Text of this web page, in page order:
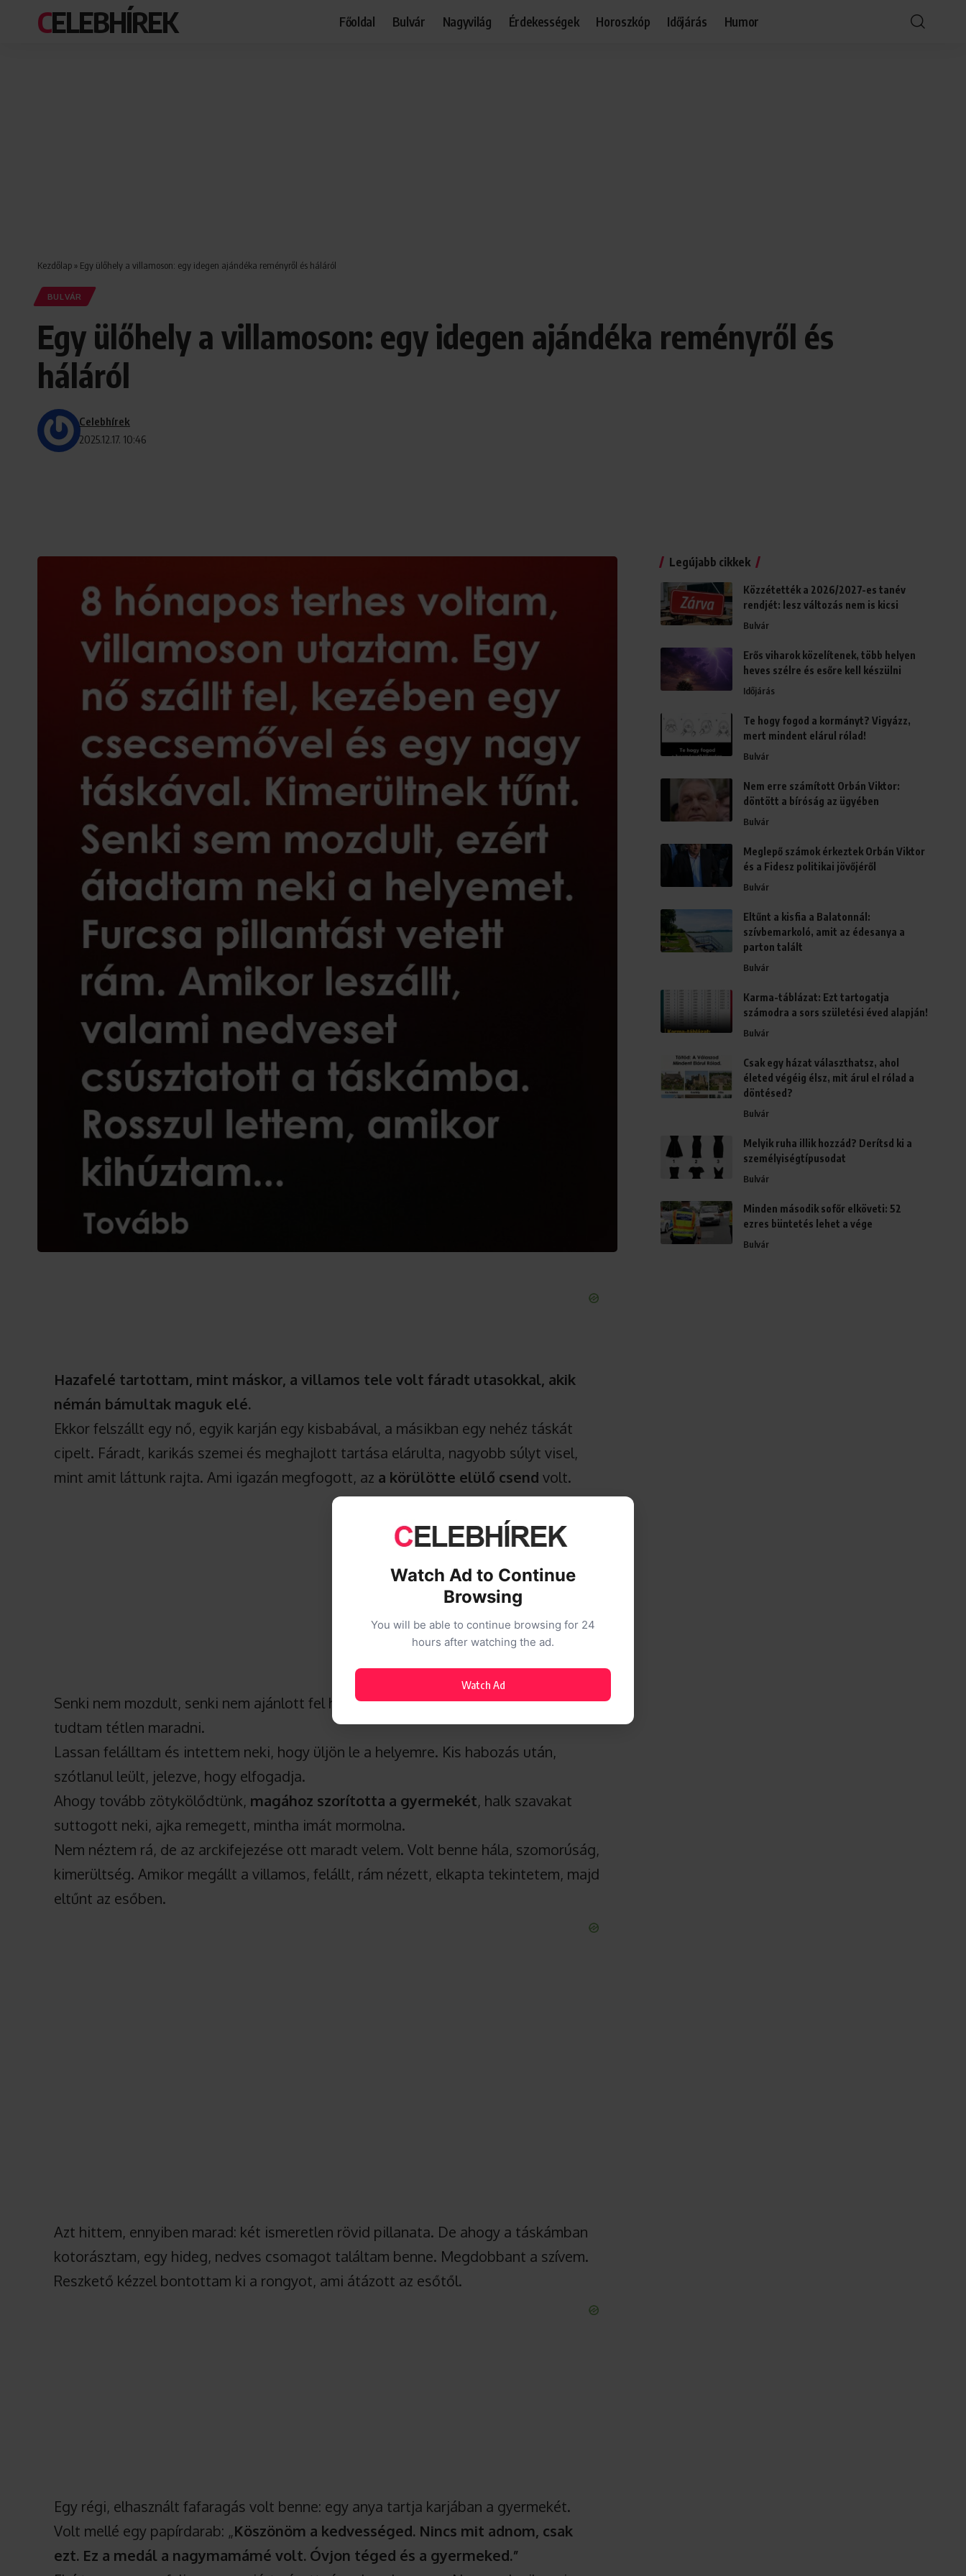
CELEBHÍREK Főoldal Bulvár Nagyvilág Érdekességek Horoszkóp Időjárás Humor
Kezdőlap » Egy ülőhely a villamoson: egy idegen ajándéka reményről és háláról
BULVÁR
Egy ülőhely a villamoson: egy idegen ajándéka reményről és
háláról
2025.12.17. 10:46
Celebhírek
Hazafelé tartottam, mint máskor, a villamos tele volt fáradt utasokkal, akik
némán bámultak maguk elé.
Ekkor felszállt egy nő, egyik karján egy kisbabával, a másikban egy nehéz táskát
cipelt. Fáradt, karikás szemei és meghajlott tartása elárulta, nagyobb súlyt visel,
mint amit láttunk rajta. Ami igazán megfogott, az a körülötte elülő csend volt.
Senki nem mozdult, senki nem ajánlott fel helyet. Nekem is fájt a hátam, de nem
tudtam tétlen maradni.
Lassan felálltam és intettem neki, hogy üljön le a helyemre. Kis habozás után,
szótlanul leült, jelezve, hogy elfogadja.
Ahogy tovább zötykölődtünk, magához szorította a gyermekét, halk szavakat
suttogott neki, ajka remegett, mintha imát mormolna.
Nem néztem rá, de az arckifejezése ott maradt velem. Volt benne hála, szomorúság,
kimerültség. Amikor megállt a villamos, felállt, rám nézett, elkapta tekintetem, majd
eltűnt az esőben.
Azt hittem, ennyiben marad: két ismeretlen rövid pillanata. De ahogy a táskámban
kotorásztam, egy hideg, nedves csomagot találtam benne. Megdobbant a szívem.
Reszkető kézzel bontottam ki a rongyot, ami átázott az esőtől.
Egy régi, elhasznált fafaragás volt benne: egy anya tartja karjában a gyermekét.
Volt mellé egy papírdarab: „Köszönöm a kedvességed. Nincs mit adnom, csak
ezt. Ez a medál a nagymamámé volt. Óvjon téged és a gyermeked.”
Legújabb cikkek
Közzétették a 2026/2027-es tanév
rendjét: lesz változás nem is kicsi
Bulvár
Erős viharok közelítenek, több helyen
heves szélre és esőre kell készülni
Időjárás
Te hogy fogod a kormányt? Vigyázz,
mert mindent elárul rólad!
Bulvár
Nem erre számított Orbán Viktor:
döntött a bíróság az ügyében
Bulvár
Meglepő számok érkeztek Orbán Viktor
és a Fidesz politikai jövőjéről
Bulvár
Eltűnt a kisfia a Balatonnál:
szívbemarkoló, amit az édesanya a
parton talált
Bulvár
Karma-táblázat: Ezt tartogatja
számodra a sors születési éved alapján!
Bulvár
Csak egy házat választhatsz, ahol
életed végéig élsz, mit árul el rólad a
döntésed?
Bulvár
Melyik ruha illik hozzád? Derítsd ki a
személyiségtípusodat
Bulvár
Minden második sofőr elköveti: 52
ezres büntetés lehet a vége
Bulvár
Watch Ad to Continue
Browsing
You will be able to continue browsing for 24
hours after watching the ad.
Watch Ad